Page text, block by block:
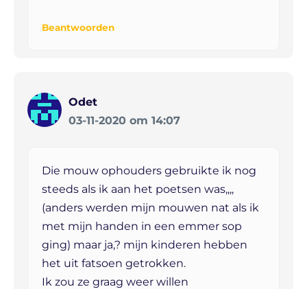
Beantwoorden
Odet
03-11-2020 om 14:07
Die mouw ophouders gebruikte ik nog
steeds als ik aan het poetsen was,,,,
(anders werden mijn mouwen nat als ik
met mijn handen in een emmer sop
ging) maar ja,? mijn kinderen hebben
het uit fatsoen getrokken.
Ik zou ze graag weer willen